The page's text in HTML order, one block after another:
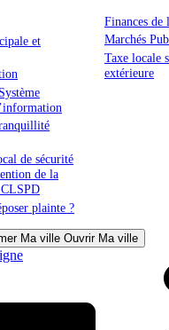
et
de sécurité
de la
plainte ?
Finances
Marchés
Taxe locale
extérieure
Ma ville Ouvrir Ma ville